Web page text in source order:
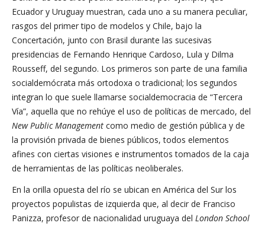
Ecuador y Uruguay muestran, cada uno a su manera peculiar,
rasgos del primer tipo de modelos y Chile, bajo la
Concertación, junto con Brasil durante las sucesivas
presidencias de Fernando Henrique Cardoso, Lula y Dilma
Rousseff, del segundo. Los primeros son parte de una familia
socialdemócrata más ortodoxa o tradicional; los segundos
integran lo que suele llamarse socialdemocracia de “Tercera
Vía”, aquella que no rehúye el uso de políticas de mercado, del
New Public Management como medio de gestión pública y de
la provisión privada de bienes públicos, todos elementos
afines con ciertas visiones e instrumentos tomados de la caja
de herramientas de las políticas neoliberales.
En la orilla opuesta del río se ubican en América del Sur los
proyectos populistas de izquierda que, al decir de Franciso
Panizza, profesor de nacionalidad uruguaya del London School